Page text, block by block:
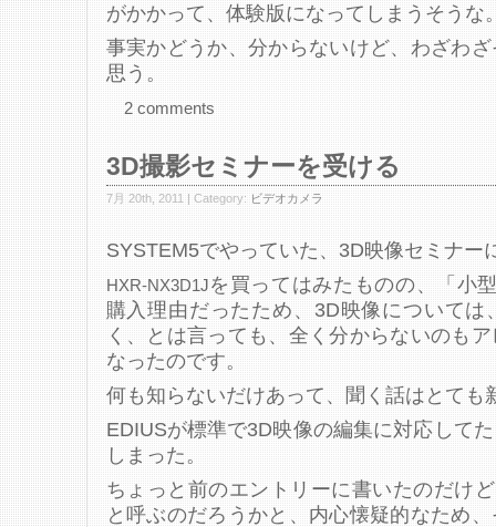
がかかって、体験版になってしまうそうな
事実かどうか、分からないけど、わざわ
思う。
2 comments
3D撮影セミナーを受ける
7月 20th, 2011 | Category: ビデオカメラ
SYSTEM5でやっていた、3D映像セミナー
HXR-NX3D1Jを買ってはみたものの、「小
購入理由だったため、3D映像については
く、とは言っても、全く分からないのも
なったのです。
何も知らないだけあって、聞く話はとても
EDIUSが標準で3D映像の編集に対応して
しまった。
ちょっと前のエントリーに書いたのだけ
と呼ぶのだろうかと、内心懐疑的なため